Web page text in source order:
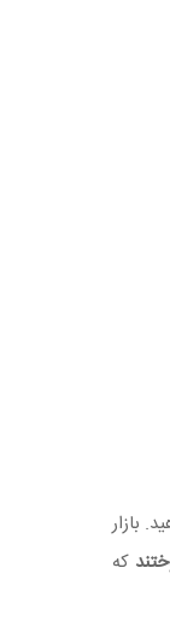
بازار
که